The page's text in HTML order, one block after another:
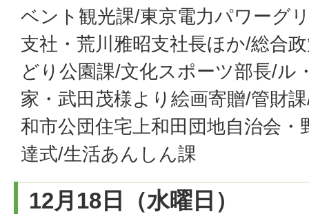
ベント観光課/東京電力パワーグ
支社・荒川雅昭支社長ほか/総合
どり公園課/文化スポーツ部長/ル
家・武田茂様より絵画寄贈/管財
和市公団住宅上和田団地自治会
達式/生活あんしん課
12月18日（水曜日）